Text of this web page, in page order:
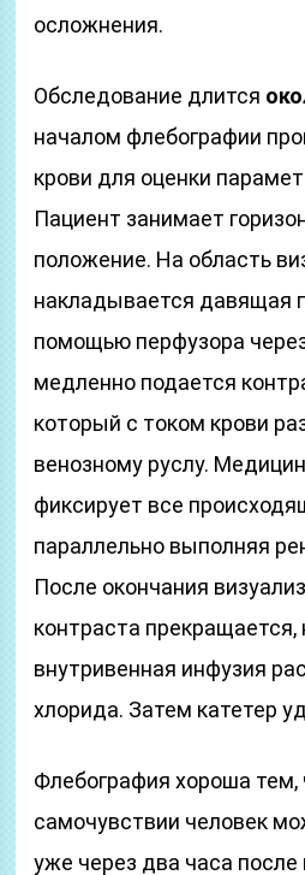
осложнения.
Обследование длится
началом флебографии
крови для оценки
Пациент занимает
положение. На область
накладывается давящая
помощью перфузора
медленно подается
который с током крови
венозному руслу.
фиксирует все
параллельно выполняя
После окончания
контраста прекращается,
внутривенная инфузия
хлорида. Затем катетер
Флебография хороша
самочувствии человек
уже через два часа